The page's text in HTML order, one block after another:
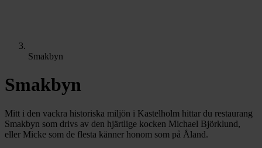
Smakbyn
Smakbyn
Mitt i den vackra historiska miljön i Kastelholm hittar du restaurang
Smakbyn som drivs av den hjärtlige kocken Michael Björklund,
eller Micke som de flesta känner honom som på Åland.